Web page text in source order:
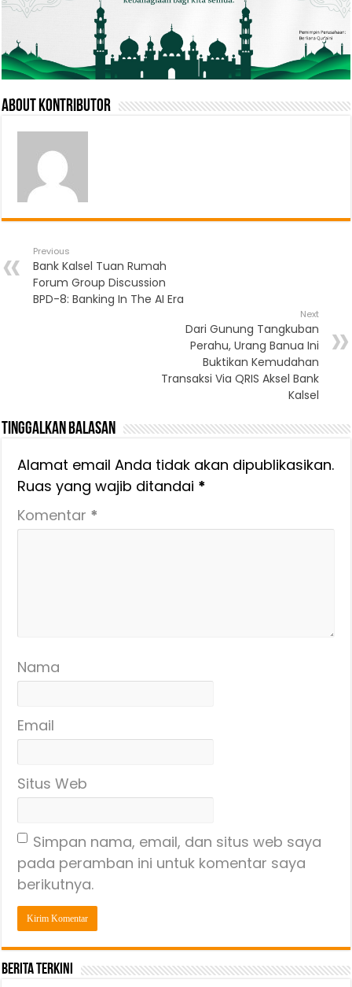
About Kontributor
Previous
Bank Kalsel Tuan Rumah
Forum Group Discussion
BPD-8: Banking In The AI Era
Next
Dari Gunung Tangkuban
Perahu, Urang Banua Ini
Buktikan Kemudahan
Transaksi Via QRIS Aksel Bank
Kalsel
Tinggalkan Balasan
Alamat email Anda tidak akan dipublikasikan.
Ruas yang wajib ditandai *
Komentar *
Nama
Email
Situs Web
Simpan nama, email, dan situs web saya
pada peramban ini untuk komentar saya
berikutnya.
Berita Terkini